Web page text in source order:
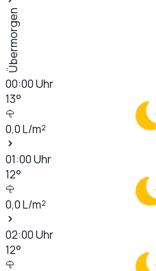
Übermorgen
00:00Uhr
13°
0,0L/m²
01:00Uhr
12°
0,0L/m²
02:00Uhr
12°